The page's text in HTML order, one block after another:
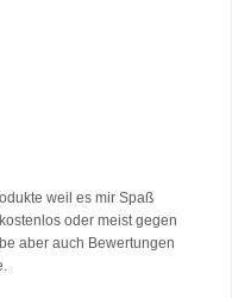
weil es mir Spaß
oder meist gegen
aber auch Bewertungen